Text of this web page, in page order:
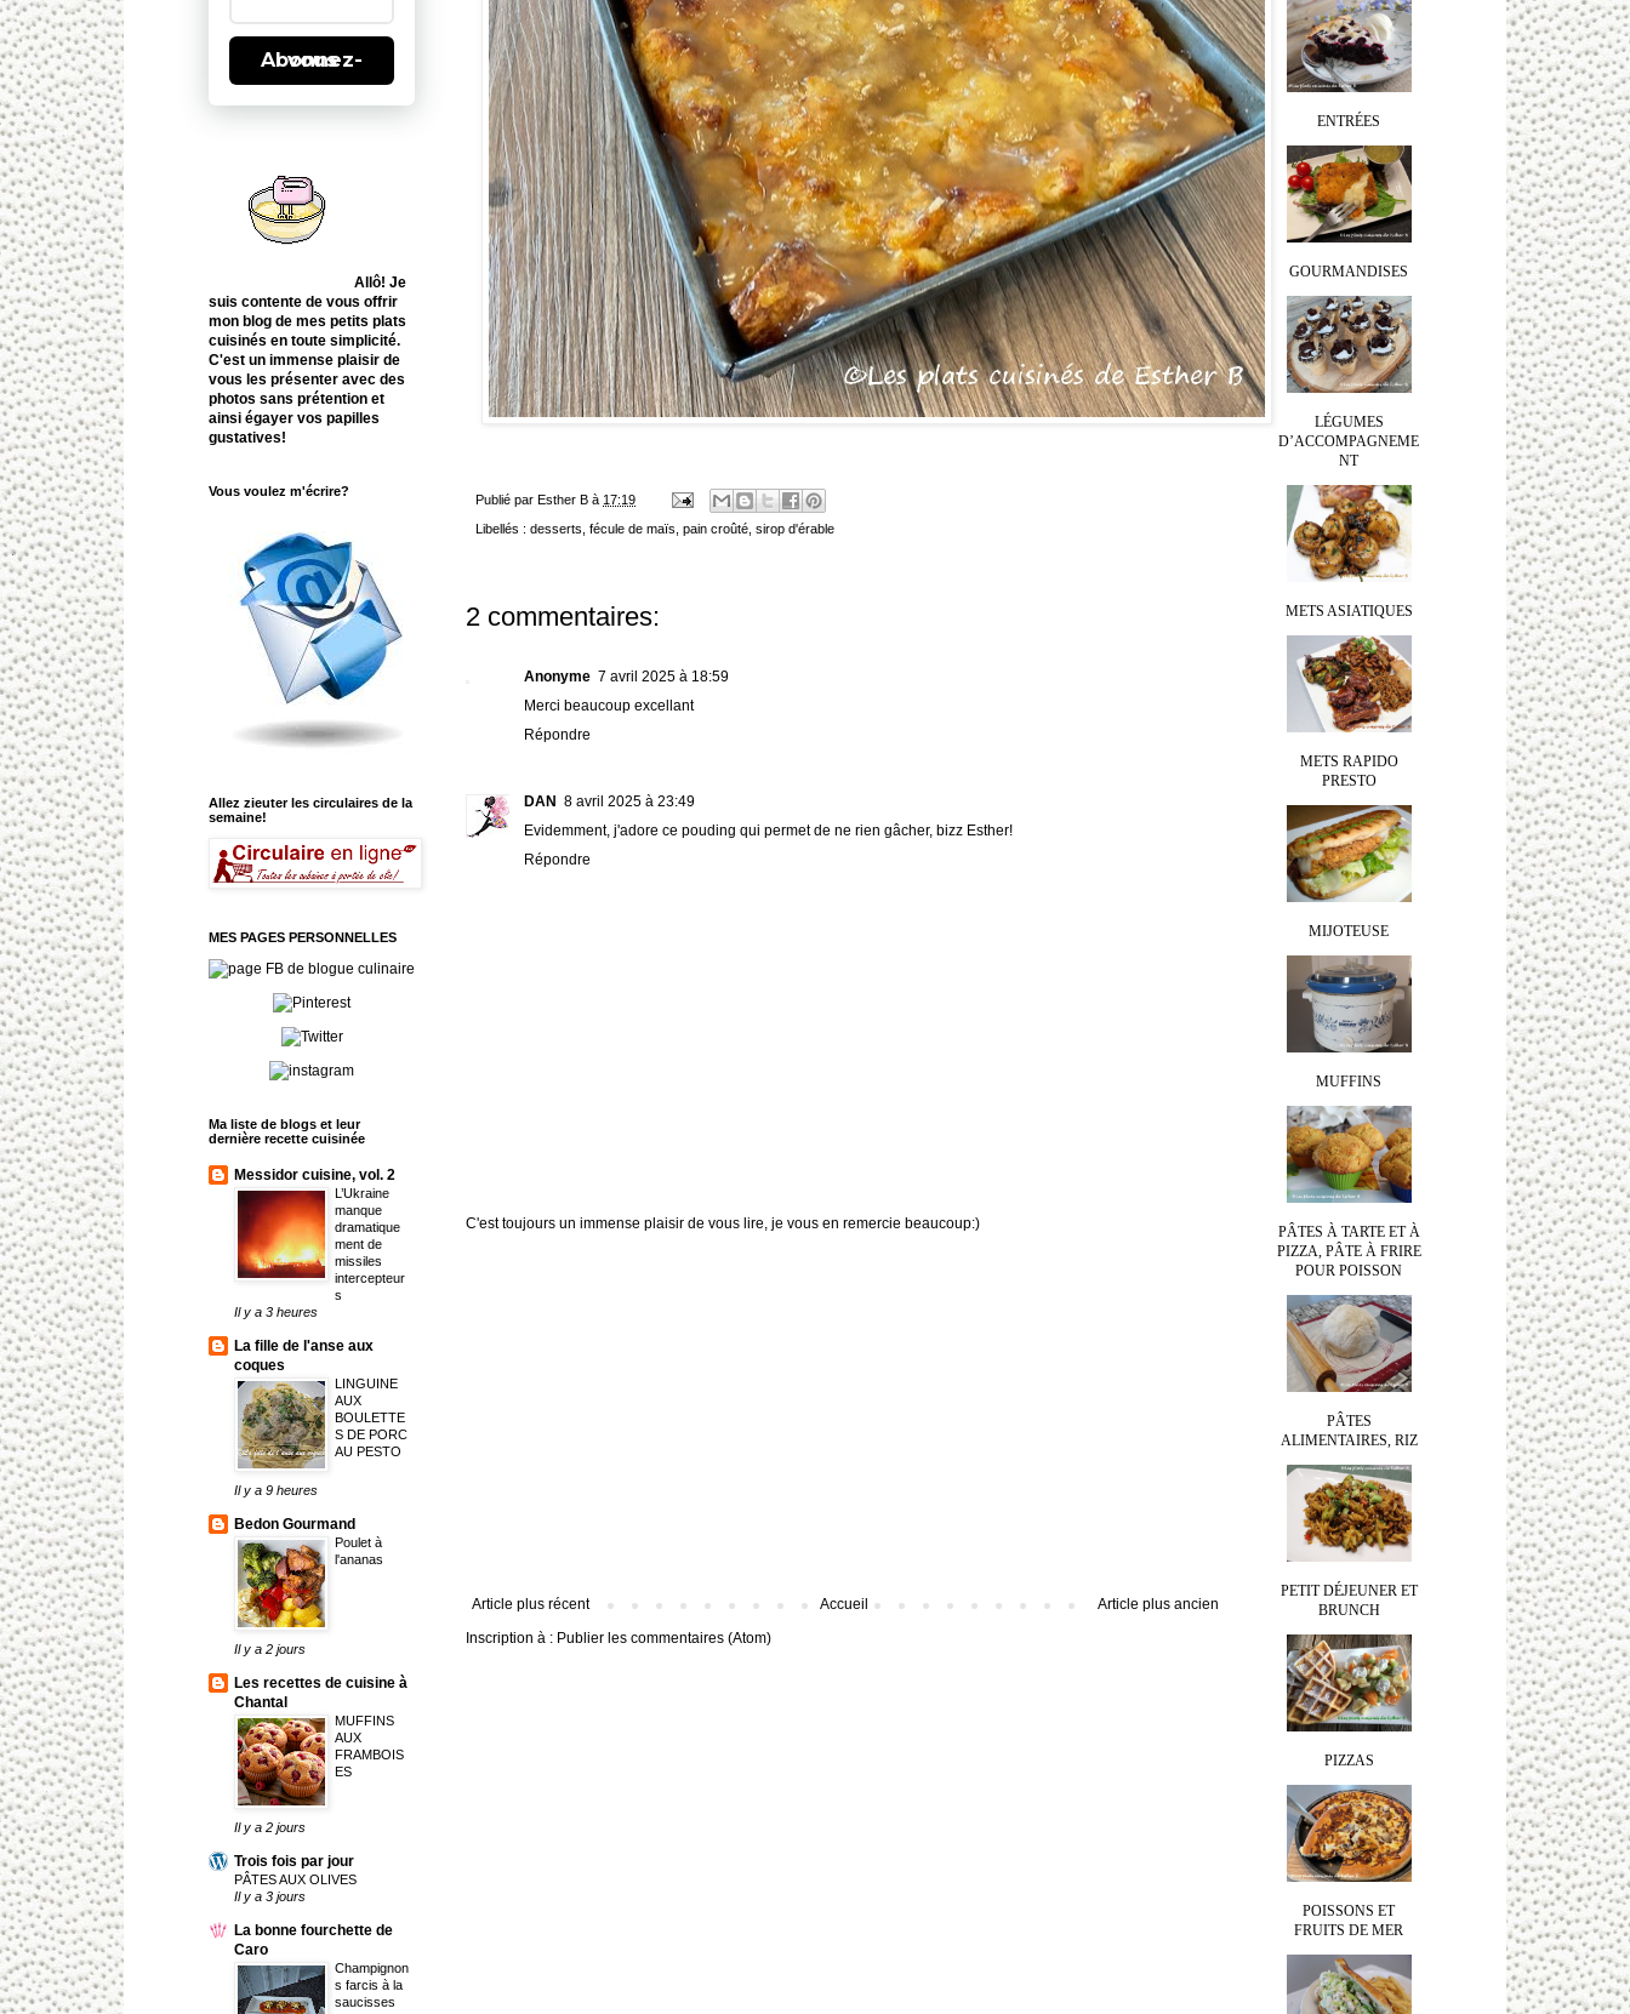
Publié par Esther B à 17:19
Libellés : desserts fécule de maïs pain croûté sirop d'érable
2 commentaires:
Anonyme 7 avril 2025 à 18:59
Merci beaucoup excellant
Répondre
DAN 8 avril 2025 à 23:49
Evidemment, j'adore ce pouding qui permet de ne rien gâcher, bizz Esther!
Répondre
C'est toujours un immense plaisir de vous lire, je vous en remercie beaucoup:)
Article plus récent Article plus ancien
Accueil
Inscription à : Publier les commentaires (Atom)
Abonnez-vous
Allô! Je
suis contente de vous offrir
mon blog de mes petits plats
cuisinés en toute simplicité.
C'est un immense plaisir de
vous les présenter avec des
photos sans prétention et
ainsi égayer vos papilles
gustatives!
Vous voulez m'écrire?
Allez zieuter les circulaires de la
semaine!
MES PAGES PERSONNELLES
Ma liste de blogs et leur
dernière recette cuisinée
Messidor cuisine, vol. 2
L’Ukraine
manque
dramatique
ment de
missiles
intercepteur
s
Il y a 3 heures
La fille de l'anse aux
coques
LINGUINE
AUX
BOULETTE
S DE PORC
AU PESTO
Il y a 9 heures
Bedon Gourmand
Poulet à
l'ananas
Il y a 2 jours
Les recettes de cuisine à
Chantal
MUFFINS
AUX
FRAMBOIS
ES
Il y a 2 jours
Trois fois par jour
PÂTES AUX OLIVES
Il y a 3 jours
La bonne fourchette de
Caro
Champignon
s farcis à la
saucisses
ENTRÉES
GOURMANDISES
LÉGUMES
D’ACCOMPAGNEME
NT
METS ASIATIQUES
METS RAPIDO
PRESTO
MIJOTEUSE
MUFFINS
PÂTES À TARTE ET À
PIZZA, PÂTE À FRIRE
POUR POISSON
PÂTES
ALIMENTAIRES, RIZ
PETIT DÉJEUNER ET
BRUNCH
PIZZAS
POISSONS ET
FRUITS DE MER